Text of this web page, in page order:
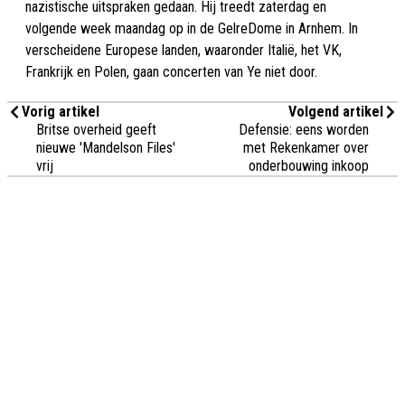
nazistische uitspraken gedaan. Hij treedt zaterdag en
volgende week maandag op in de GelreDome in Arnhem. In
verscheidene Europese landen, waaronder Italië, het VK,
Frankrijk en Polen, gaan concerten van Ye niet door.
Vorig artikel
Britse overheid geeft
nieuwe 'Mandelson Files'
vrij
Volgend artikel
Defensie: eens worden
met Rekenkamer over
onderbouwing inkoop